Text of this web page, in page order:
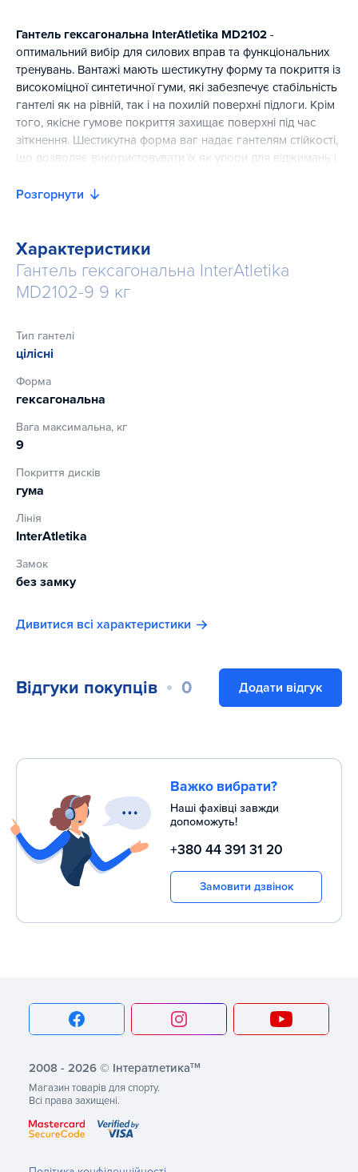
Гантель гексагональна InterAtletika MD2102 -
оптимальний вибір для силових вправ та функціональних
тренувань. Вантажі мають шестикутну форму та покриття із
високоміцної синтетичної гуми, які забезпечує стабільність
гантелі як на рівній, так і на похилій поверхні підлоги. Крім
того, якісне гумове покриття захищає поверхні під час
зіткнення. Шестикутна форма ваг надає гантелям стійкості,
що дозволяє використовувати їх як упори для віджимань і
з фрезерованим профілем, що забезпечує надійне
Розгорнути
Характеристики
Гантель гексагональна InterAtletika
MD2102-9 9 кг
Тип гантелі
цілісні
Форма
гексагональна
Вага максимальна, кг
9
Покриття дисків
гума
Лінія
InterAtletika
Замок
без замку
Дивитися всі характеристики
Відгуки покупців 0 Додати відгук
Важко вибрати?
Наші фахівці завжди
допоможуть!
+380 44 391 31 20
Замовити дзвінок
2008 - 2026 © Інтератлетикатм
Магазин товарів для спорту.
Всі права захищені.